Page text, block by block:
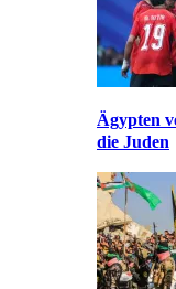
Ägypten
die Juden